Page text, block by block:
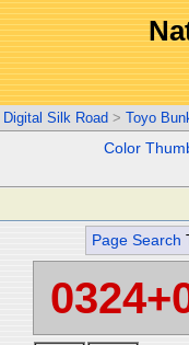
Digital Silk Road > Toyo
Color
Page Search